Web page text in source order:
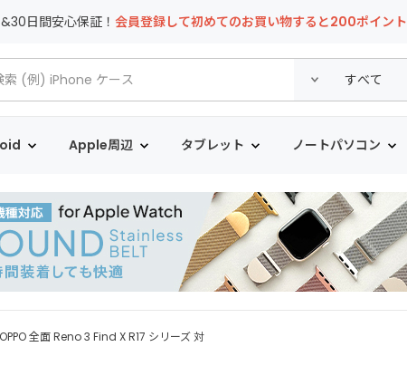
日間安心保証！ 会員登録して初めてのお買い物すると200ポイント
Apple周辺 タブレット ノートパソコン
OPPO 全面 Reno 3 Find X R17 シリーズ 対